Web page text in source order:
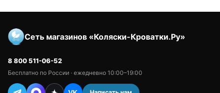
Сеть магазинов «Коляски-Кроватки.Ру»
8 800 511-06-52
Бесплатно по России · ежедневно 10:00–19:00